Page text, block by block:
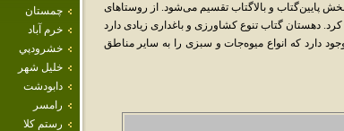
چمستان
خرم آباد
خشرودپي
خليل شهر
دابودشت
رامسر
رستم كلا
و به دو بخش پایین‌گتاب و بالاگتاب تقسیم می‌شود. از روستاهای
دهستان گتاب تنوع کشاورزی و باغداری زیادی دارد
دارد که انواع میوه‌جات و سبزی را به سایر مناطق